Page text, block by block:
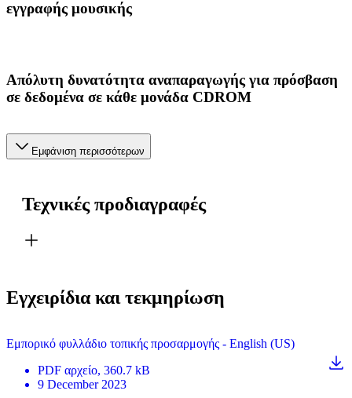
εγγραφής μουσικής
Απόλυτη δυνατότητα αναπαραγωγής για πρόσβαση
σε δεδομένα σε κάθε μονάδα CDROM
Εμφάνιση περισσότερων
Τεχνικές προδιαγραφές
Εγχειρίδια και τεκμηρίωση
Εμπορικό φυλλάδιο τοπικής προσαρμογής - English (US)
PDF αρχείο, 360.7 kB
9 December 2023